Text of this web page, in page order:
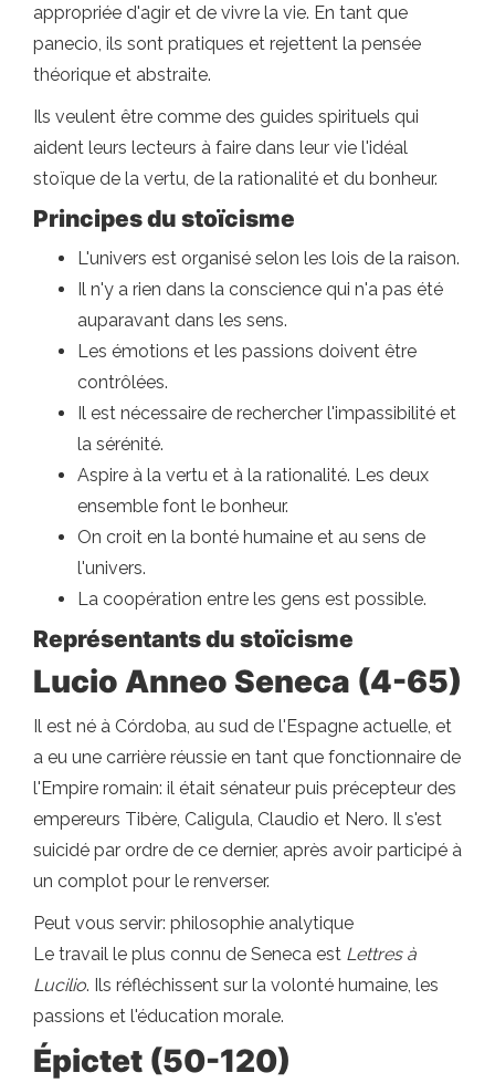
appropriée d'agir et de vivre la vie. En tant que
panecio, ils sont pratiques et rejettent la pensée
théorique et abstraite.
Ils veulent être comme des guides spirituels qui
aident leurs lecteurs à faire dans leur vie l'idéal
stoïque de la vertu, de la rationalité et du bonheur.
Principes du stoïcisme
L'univers est organisé selon les lois de la raison.
Il n'y a rien dans la conscience qui n'a pas été
auparavant dans les sens.
Les émotions et les passions doivent être
contrôlées.
Il est nécessaire de rechercher l'impassibilité et
la sérénité.
Aspire à la vertu et à la rationalité. Les deux
ensemble font le bonheur.
On croit en la bonté humaine et au sens de
l'univers.
La coopération entre les gens est possible.
Représentants du stoïcisme
Lucio Anneo Seneca (4-65)
Il est né à Córdoba, au sud de l'Espagne actuelle, et
a eu une carrière réussie en tant que fonctionnaire de
l'Empire romain: il était sénateur puis précepteur des
empereurs Tibère, Caligula, Claudio et Nero. Il s'est
suicidé par ordre de ce dernier, après avoir participé à
un complot pour le renverser.
Peut vous servir: philosophie analytique
Le travail le plus connu de Seneca est Lettres à
Lucilio. Ils réfléchissent sur la volonté humaine, les
passions et l'éducation morale.
Épictet (50-120)